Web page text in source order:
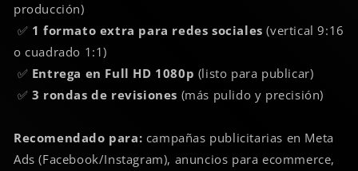
producción)
✅ 1 formato extra para redes sociales (vertical 9:16
o cuadrado 1:1)
✅ Entrega en Full HD 1080p (listo para publicar)
✅ 3 rondas de revisiones (más pulido y precisión)
Recomendado para: campañas publicitarias en Meta
Ads (Facebook/Instagram), anuncios para ecommerce,